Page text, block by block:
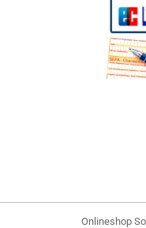
Onlineshop